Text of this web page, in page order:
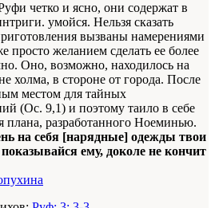
четко и ясно, они содержат в
умойся. Нельзя сказать
вызваны намерениями
просто желанием сделать ее более
Оно, возможно, находилось на
холма, в стороне от города. После
местом для тайных
(Ос. 9,1) и поэтому таило в себе
плана, разработанного Ноеминью.
на себя [нарядные] одежды твои
ему, доколе не кончит